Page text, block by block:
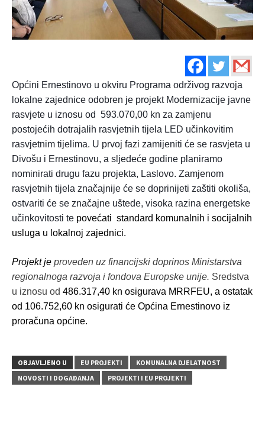
Općini Ernestinovo u okviru Programa održivog razvoja
lokalne zajednice odobren je projekt Modernizacije javne
rasvjete u iznosu od 593.070,00 kn za zamjenu
postojećih dotrajalih rasvjetnih tijela LED učinkovitim
rasvjetnim tijelima. U prvoj fazi zamijeniti će se rasvjeta u
Divošu i Ernestinovu, a sljedeće godine planiramo
nominirati drugu fazu projekta, Laslovo. Zamjenom
rasvjetnih tijela značajnije će se doprinijeti zaštiti okoliša,
ostvariti će se značajne uštede, visoka razina energetske
učinkovitosti te povećati standard komunalnih i socijalnih
usluga u lokalnoj zajednici.
Projekt je proveden uz financijski doprinos Ministarstva
regionalnoga razvoja i fondova Europske unije. Sredstva
u iznosu od 486.317,40 kn osigurava MRRFEU, a ostatak
od 106.752,60 kn osigurati će Općina Ernestinovo iz
proračuna općine.
OBJAVLJENO U EU PROJEKTI
KOMUNALNA DJELATNOST
NOVOSTI I DOGAĐANJA
PROJEKTI I EU PROJEKTI